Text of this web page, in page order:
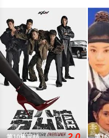
第10集完结 第